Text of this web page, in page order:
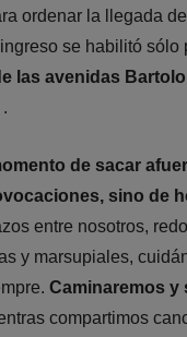
ordenar la llegada
se habilitó sólo
las avenidas
.
de sacar
sino de
entre nosotros,
y marsupiales,
Caminaremos y
compartimos